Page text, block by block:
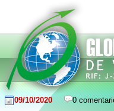
09/10/2020 0